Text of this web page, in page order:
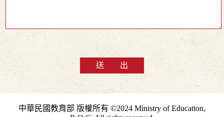
送 出
中華民國教育部 版權所有 ©2024 Ministry of Education,